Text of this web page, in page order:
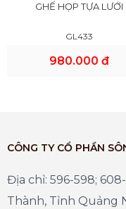
GHẾ HỌP TỰA LƯỚI
GL433
980.000 đ
CÔNG TY CỔ PHẦN
Địa chỉ: 596-598;
Thành, Tỉnh Quảng